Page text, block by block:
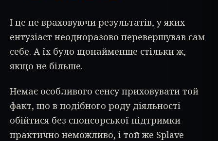
І це не враховуючи результатів, у яких
ентузіаст неодноразово перевершував сам
себе. А їх було щонайменше стільки ж,
якщо не більше.
Немає особливого сенсу приховувати той
факт, що в подібного роду діяльності
обійтися без спонсорської підтримки
практично неможливо, і той же Splave